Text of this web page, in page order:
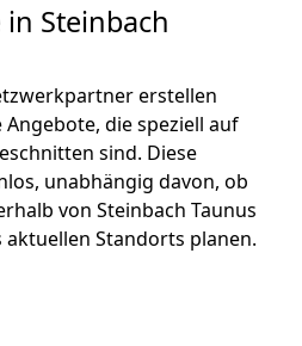
Steinbach
erstellen
die speziell auf
sind. Diese
unabhängig davon, ob
von Steinbach Taunus
Standorts planen.